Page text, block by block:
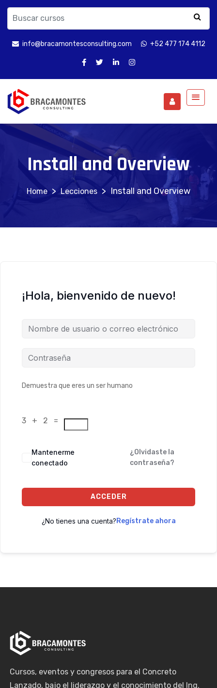
info@bracamontesconsulting.com +52 477 174 4112
Install and Overview
> Lecciones > Install and Overview
¡Hola, bienvenido de nuevo!
Demuestra que eres un ser humano
3 + 2 =
Mantenerme
conectado
¿Olvidaste la
contraseña?
ACCEDER
¿No tienes una cuenta?Regístrate ahora
Cursos, eventos y congresos para el Concreto
Lanzado, bajo el liderazgo y el conocimiento del Ing.